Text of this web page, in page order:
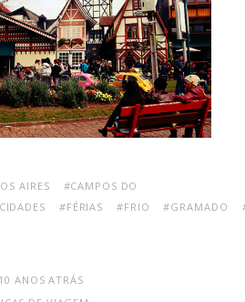
AIRES
#CAMPOS DO
#FÉRIAS #FRIO #GRAMADO
10 ANOS ATRÁS